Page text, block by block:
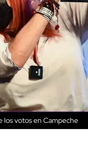
los votos en Campeche